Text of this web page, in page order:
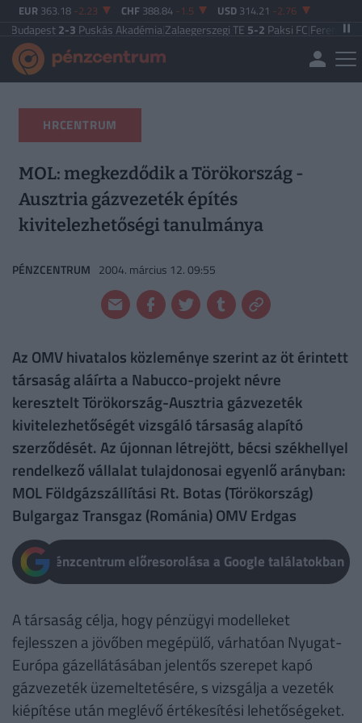
EUR 363.18 -2.23 CHF 388.84 -1.5 USD 314.21 -2.76
2-3Puskás Akadémia|Zalaegerszegi TE5-2Paksi FC |Ferencváros 0-0
HRCENTRUM
MOL: megkezdődik a Törökország -
Ausztria gázvezeték építés
kivitelezhetőségi tanulmánya
PÉNZCENTRUM 2004. március 12. 09:55
Az OMV hivatalos közleménye szerint az öt érintett
társaság aláírta a Nabucco-projekt névre
keresztelt Törökország-Ausztria gázvezeték
kivitelezhetőségét vizsgáló társaság alapító
szerződését. Az újonnan létrejött, bécsi székhellyel
rendelkező vállalat tulajdonosai egyenlő arányban:
MOL Földgázszállítási Rt. Botas (Törökország)
Bulgargaz Transgaz (Románia) OMV Erdgas
Pénzcentrum előresorolása a Google találatokban
A társaság célja, hogy pénzügyi modelleket
fejlesszen a jövőben megépülő, várhatóan Nyugat-
Európa gázellátásában jelentős szerepet kapó
gázvezeték üzemeltetésére, s vizsgálja a vezeték
kiépítése után meglévő értékesítési lehetőségeket.